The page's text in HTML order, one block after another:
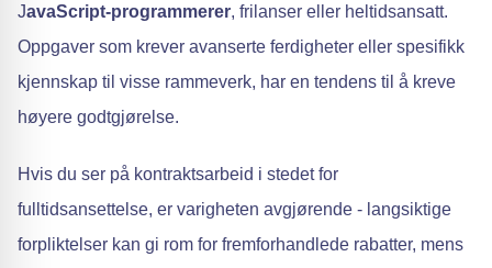
JavaScript-programmerer, frilanser eller heltidsansatt.
Oppgaver som krever avanserte ferdigheter eller spesifikk
kjennskap til visse rammeverk, har en tendens til å kreve
høyere godtgjørelse.
Hvis du ser på kontraktsarbeid i stedet for
fulltidsansettelse, er varigheten avgjørende - langsiktige
forpliktelser kan gi rom for fremforhandlede rabatter, mens